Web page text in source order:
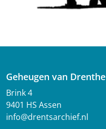
Geheugen van Drenthe
Brink 4
9401 HS Assen
info@drentsarchief.nl